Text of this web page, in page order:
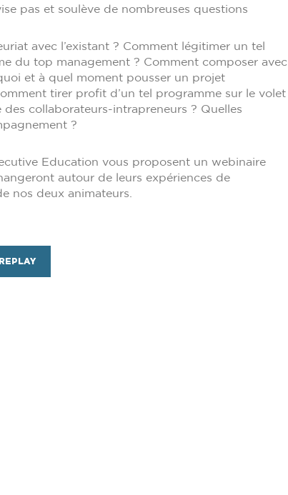
pas et soulève de nombreuses questions
avec l’existant ? Comment légitimer un tel
du top management ? Comment composer avec
et à quel moment pousser un projet
tirer profit d’un tel programme sur le volet
collaborateurs-intrapreneurs ? Quelles
?
Education vous proposent un webinaire
autour de leurs expériences de
nos deux animateurs.
REPLAY